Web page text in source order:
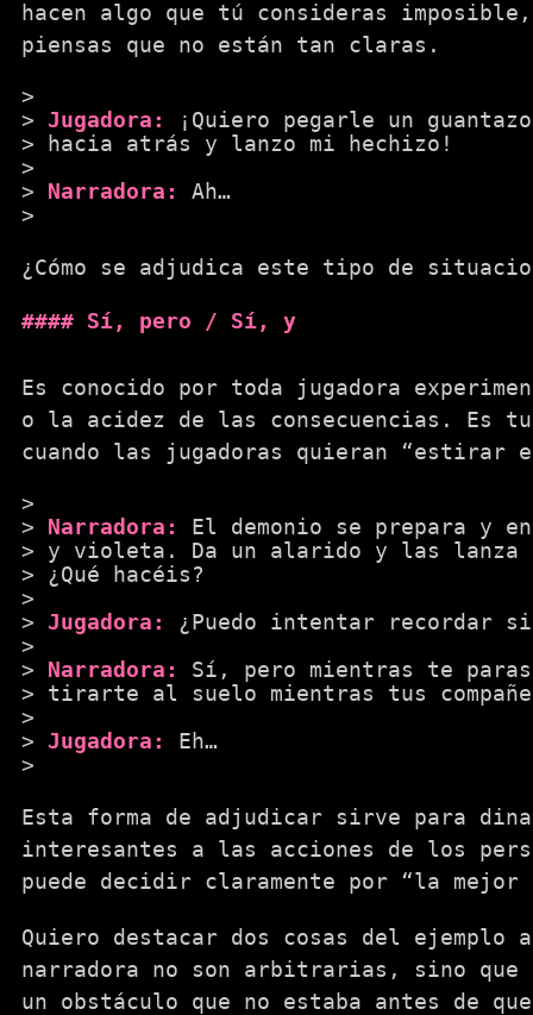
hacen algo que tú consideras
piensas que no están tan claras.
Jugadora:
¡Quiero pegarle un
hacia atrás y lanzo mi hechizo!
Narradora:
Ah…
¿Cómo se adjudica este tipo de
Sí, pero / Sí, y
Es conocido por toda jugadora
o la acidez de las consecuencias. Es
cuando las jugadoras quieran
Narradora:
El demonio se prepara y
y violeta. Da un alarido y las lanza
¿Qué hacéis?
Jugadora:
¿Puedo intentar recordar si
Narradora:
Sí, pero mientras te
tirarte al suelo mientras tus
Jugadora:
Eh…
Esta forma de adjudicar sirve para
interesantes a las acciones de los
puede decidir claramente por “la mejor
Quiero destacar dos cosas del
narradora no son arbitrarias, sino
un obstáculo que no estaba antes de